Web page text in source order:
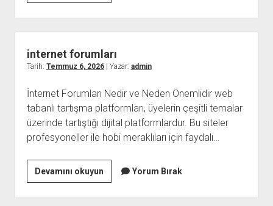
Forum
internet forumları
Tarih: Temmuz 6, 2026| Yazar: admin
İnternet Forumları Nedir ve Neden Önemlidir web
tabanlı tartışma platformları, üyelerin çeşitli temalar
üzerinde tartıştığı dijital platformlardur. Bu siteler
profesyoneller ile hobi meraklıları için faydalı…
Devamını okuyuninternet
forumları
Yorum Bırak